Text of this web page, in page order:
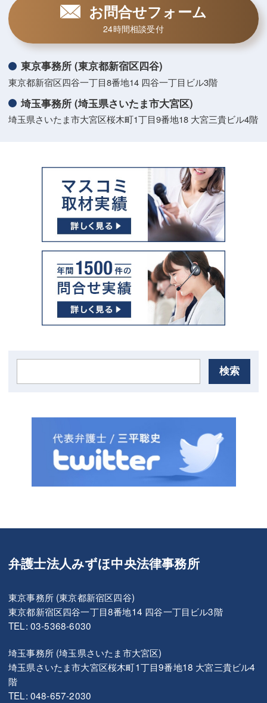
お問合せフォーム
24時間相談受付
東京事務所 (東京都新宿区四谷)
東京都新宿区四谷一丁目8番地14 四谷一丁目ビル3階
埼玉事務所 (埼玉県さいたま市大宮区)
埼玉県さいたま市大宮区桜木町1丁目9番地18 大宮三貴ビル4階
検索
弁護士法人みずほ中央法律事務所
東京事務所 (東京都新宿区四谷)
東京都新宿区四谷一丁目8番地14 四谷一丁目ビル3階
TEL: 03-5368-6030
埼玉事務所 (埼玉県さいたま市大宮区)
埼玉県さいたま市大宮区桜木町1丁目9番地18 大宮三貴ビル4
階
TEL: 048-657-2030